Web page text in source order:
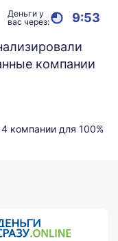
Деньги у
вас через:
9:52
компании
компании для 100%